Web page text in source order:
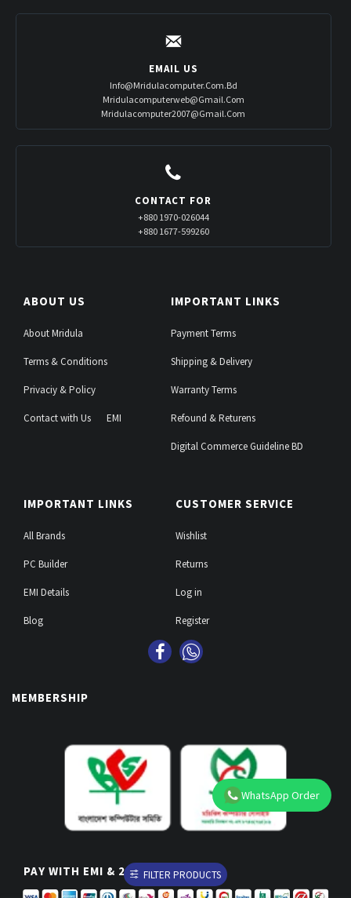
EMAIL US
Info@mridulacomputer.com.bd
Mridulacomputerweb@gmail.com
Mridulacomputer2007@gmail.com
CONTACT FOR
+880 1970-026044
+880 1677-599260
ABOUT US
About Mridula
Terms & Conditions
Privaciy & Policy
Contact with Us EMI
IMPORTANT LINKS
Payment Terms
Shipping & Delivery
Warranty Terms
Refound & Returens
Digital Commerce Guideline BD
IMPORTANT LINKS
All Brands
PC Builder
EMI Details
Blog
CUSTOMER SERVICE
Wishlist
Returns
Log in
Register
MEMBERSHIP
PAY WITH EMI & 29 BANKS
WhatsApp Order
FILTER PRODUCTS